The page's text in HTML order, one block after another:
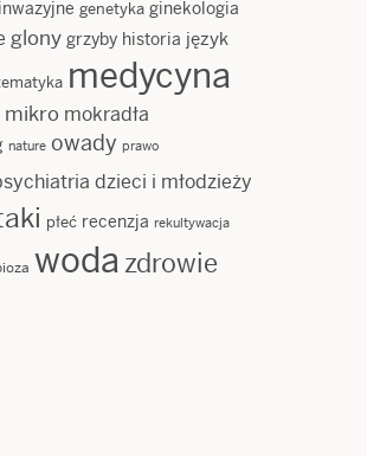
genetyka ginekologia
glony grzyby historia język
medycyna
mikro mokradła
nature owady prawo
dzieci i młodzieży
płeć recenzja rekultywacja
woda zdrowie